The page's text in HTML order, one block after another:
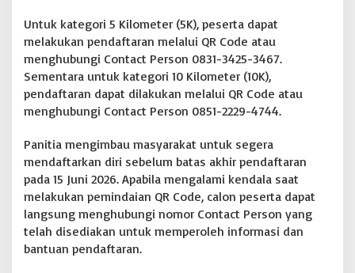
Untuk kategori 5 Kilometer (5K), peserta dapat
melakukan pendaftaran melalui QR Code atau
menghubungi Contact Person 0831-3425-3467.
Sementara untuk kategori 10 Kilometer (10K),
pendaftaran dapat dilakukan melalui QR Code atau
menghubungi Contact Person 0851-2229-4744.
Panitia mengimbau masyarakat untuk segera
mendaftarkan diri sebelum batas akhir pendaftaran
pada 15 Juni 2026. Apabila mengalami kendala saat
melakukan pemindaian QR Code, calon peserta dapat
langsung menghubungi nomor Contact Person yang
telah disediakan untuk memperoleh informasi dan
bantuan pendaftaran.